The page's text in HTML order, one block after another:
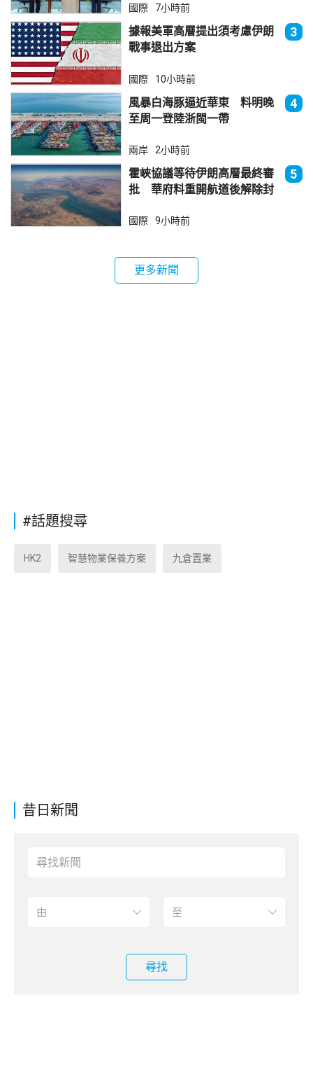
昔日新聞
尋找
國際 7小時前
據報美軍高層提出須考慮伊朗
戰事退出方案
3
國際 10小時前
風暴白海豚逼近華東 料明晚
至周一登陸浙閩一帶
4
兩岸 2小時前
霍峽協議等待伊朗高層最終審
批 華府料重開航道後解除封
5
國際 9小時前
更多新聞
#話題搜尋
HK2 智慧物業保養方案 九倉置業